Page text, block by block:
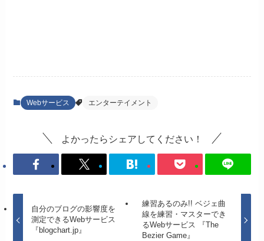
Webサービス エンターテイメント
よかったらシェアしてください！
自分のブログの影響度を
測定できるWebサービス
『blogchart.jp』
練習あるのみ!! ベジェ曲
線を練習・マスターでき
るWebサービス 『The
Bezier Game』